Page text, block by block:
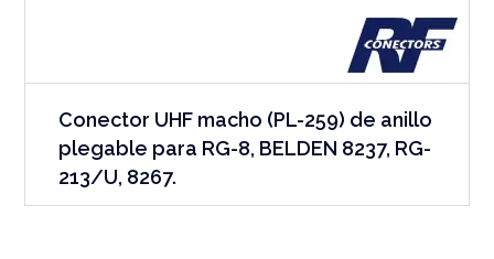
Conector UHF macho (PL-259) de anillo
plegable para RG-8, BELDEN 8237, RG-
213/U, 8267.